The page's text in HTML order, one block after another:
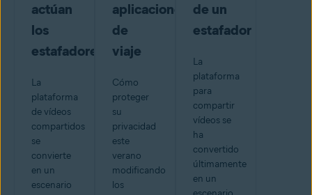
actúan
los
estafadores
La
plataforma
de vídeos
compartidos
se
convierte
en un
escenario
aplicaciones
de
viaje
Cómo
proteger
su
privacidad
este
verano
modificando
los
de un
estafador
La
plataforma
para
compartir
vídeos se
ha
convertido
últimamente
en un